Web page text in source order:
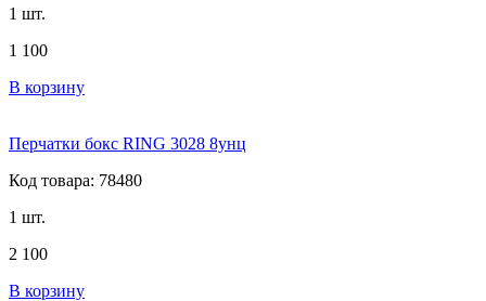
1 шт.
1 100
В корзину
Перчатки бокс RING 3028 8унц
Код товара: 78480
1 шт.
2 100
В корзину